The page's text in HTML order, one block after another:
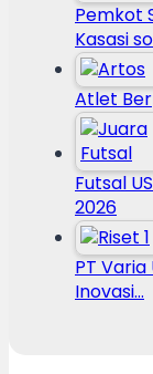
Pemkot
Kasasi
Atlet
Futsal
2026
PT
Inovasi…